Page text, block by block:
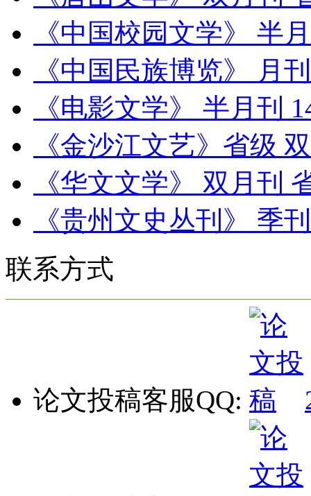
《中国校园文学》 半
《中国民族博览》 月
《电影文学》 半月刊
《金沙江文艺》省级
《华文文学》 双月刊
《贵州文史丛刊》 季
联系方式
论文投稿客服QQ: